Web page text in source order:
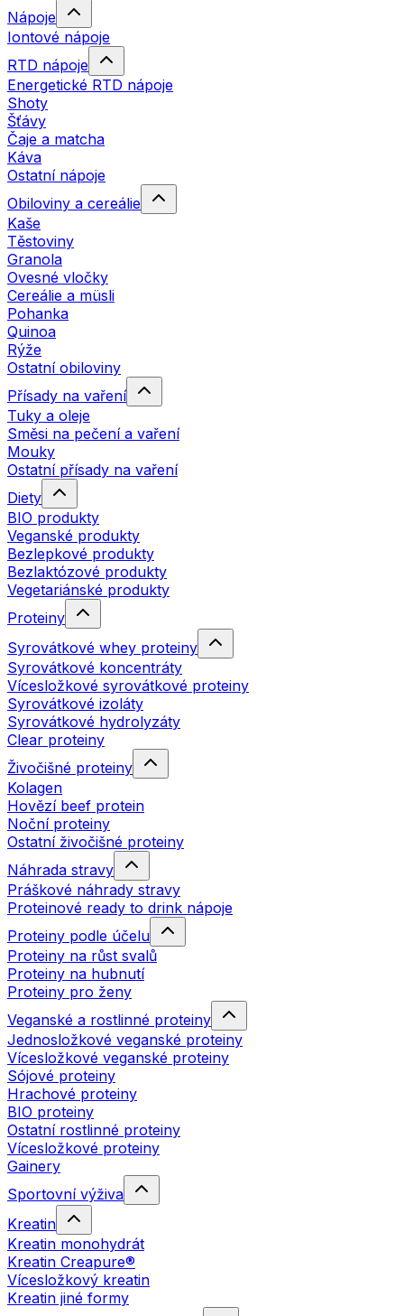
Nápoje
Iontové nápoje
RTD nápoje
Energetické RTD nápoje
Shoty
Šťávy
Čaje a matcha
Káva
Ostatní nápoje
Obiloviny a cereálie
Kaše
Těstoviny
Granola
Ovesné vločky
Cereálie a müsli
Pohanka
Quinoa
Rýže
Ostatní obiloviny
Přísady na vaření
Tuky a oleje
Směsi na pečení a vaření
Mouky
Ostatní přísady na vaření
Diety
BIO produkty
Veganské produkty
Bezlepkové produkty
Bezlaktózové produkty
Vegetariánské produkty
Proteiny
Syrovátkové whey proteiny
Syrovátkové koncentráty
Vícesložkové syrovátkové proteiny
Syrovátkové izoláty
Syrovátkové hydrolyzáty
Clear proteiny
Živočišné proteiny
Kolagen
Hovězí beef protein
Noční proteiny
Ostatní živočišné proteiny
Náhrada stravy
Práškové náhrady stravy
Proteinové ready to drink nápoje
Proteiny podle účelu
Proteiny na růst svalů
Proteiny na hubnutí
Proteiny pro ženy
Veganské a rostlinné proteiny
Jednosložkové veganské proteiny
Vícesložkové veganské proteiny
Sójové proteiny
Hrachové proteiny
BIO proteiny
Ostatní rostlinné proteiny
Vícesložkové proteiny
Gainery
Sportovní výživa
Kreatin
Kreatin monohydrát
Kreatin Creapure®
Vícesložkový kreatin
Kreatin jiné formy